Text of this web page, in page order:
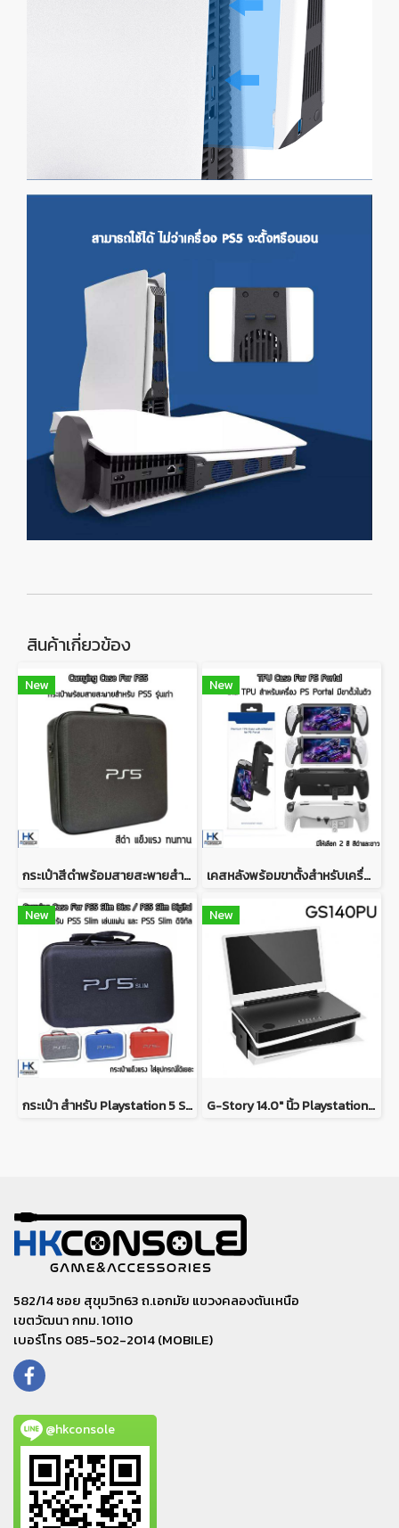
สินค้าเกี่ยวข้อง
New
กระเป๋าสีดำพร้อมสายสะพายสำหรับเครื่อง PS5 รุ่นเก่า มีช่องใส่จอย 2 อัน Carrying case for PS5
New
เคสหลังพร้อมขาตั้งสำหรับเครื่อง PS Portal มีให้เลือก 2 สี TPU Case For PS Portal
New
กระเป๋า สำหรับ Playstation 5 Slim เล่นแผ่น/ดิจิทัล Bag For PS5 Slim Disc/Digital ใบใหญ่ พกพาครบ จุของได้เยอะ
New
G-Story 14.0" นิ้ว Playstation 5 GAMING MONITOR หน้าจอมอนิเตอร์สำหรับเครื่อง PLAYSTATION5 รุ่น slim
582/14 ซอย สุขุมวิท63 ถ.เอกมัย แขวงคลองตันเหนือ
เขตวัฒนา กทม. 10110
เบอร์โทร 085-502-2014 (MOBILE)
@hkconsole